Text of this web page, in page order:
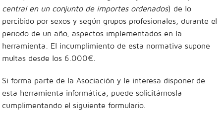
central en un conjunto de importes ordenados) de lo
percibido por sexos y según grupos profesionales, durante el
periodo de un año, aspectos implementados en la
herramienta. El incumplimiento de esta normativa supone
multas desde los 6.000€.
Si forma parte de la Asociación y le interesa disponer de
esta herramienta informática, puede solicitárnosla
cumplimentando el siguiente formulario.